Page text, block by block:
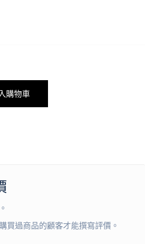
購物車
買過商品的顧客才能撰寫評價。